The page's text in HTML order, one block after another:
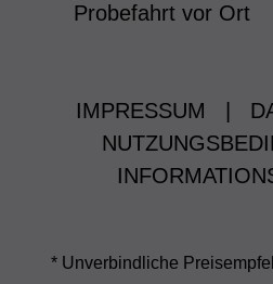
Probefahrt vor Ort
IMPRESSUM
* Unverbindliche